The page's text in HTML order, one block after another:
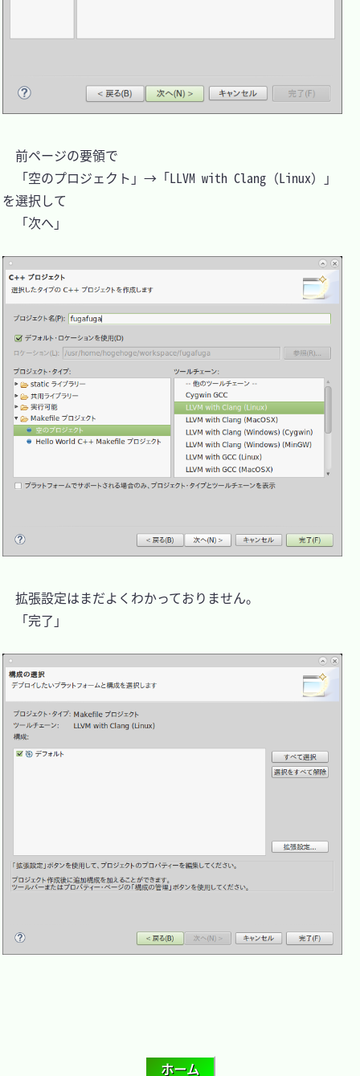
前ページの要領で
「空のプロジェクト」→「LLVM with Clang（Linux）」
を選択して
「次へ」
拡張設定はまだよくわかっておりません。
「完了」